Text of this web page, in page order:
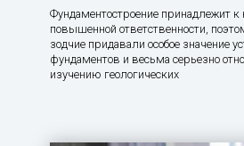
Фундаментостроение принадлежит к
повышенной ответственности,
зодчие придавали особое значение
фундаментов и весьма серьезно
изучению геологических